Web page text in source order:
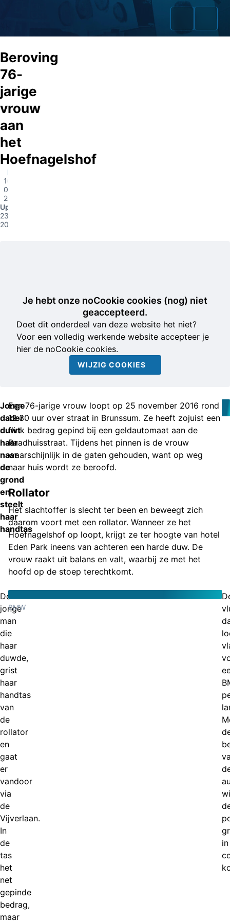
Home
Opsporingslijst
Beroving
76-
jarige
vrouw
aan
het
Hoefnagelshof
Brunssum
16-
05-
2017
Update
23-05-
2017
Je hebt onze noCookie cookies (nog) niet
geaccepteerd.
Doet dit onderdeel van deze website het niet?
Voor een volledig werkende website accepteer je
hier de noCookie cookies.
WIJZIG COOKIES
Jonge
dader
duwt
haar
naar
de
grond
en
steelt
haar
handtas
Een 76-jarige vrouw loopt op 25 november 2016 rond
12.30 uur over straat in Brunssum. Ze heeft zojuist een
flink bedrag gepind bij een geldautomaat aan de
Raadhuisstraat. Tijdens het pinnen is de vrouw
waarschijnlijk in de gaten gehouden, want op weg
naar huis wordt ze beroofd.
Rollator
Het slachtoffer is slecht ter been en beweegt zich
daarom voort met een rollator. Wanneer ze het
Hoefnagelshof op loopt, krijgt ze ter hoogte van hotel
Eden Park ineens van achteren een harde duw. De
vrouw raakt uit balans en valt, waarbij ze met het
hoofd op de stoep terechtkomt.
De
jonge
man
die
haar
duwde,
grist
haar
handtas
van
de
rollator
en
gaat
er
vandoor
via
de
Vijverlaan.
In
de
tas
het
net
gepinde
bedrag,
maar
BMW
in